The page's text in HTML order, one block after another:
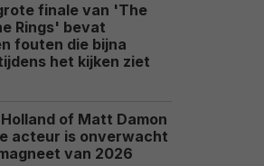
finale van 'The
Rings' bevat
fouten die bijna
het kijken ziet
of Matt Damon
acteur is onverwacht
van 2026